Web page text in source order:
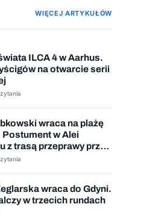
WIĘCEJ ARTYKUŁÓW
ILCA 4 w Aarhus.
na otwarcie serii
wraca na plażę
Postument w Alei
z trasą przeprawy przez
wraca do Gdyni.
w trzecich rundach